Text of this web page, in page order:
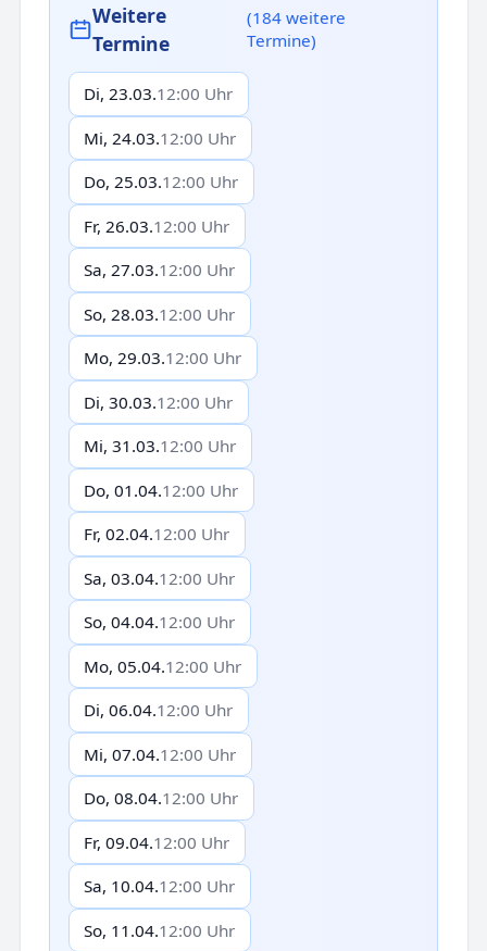
Weitere
Termine
(184 weitere
Termine)
Di, 23.03.12:00 Uhr
Mi, 24.03.12:00 Uhr
Do, 25.03.12:00 Uhr
Fr, 26.03.12:00 Uhr
Sa, 27.03.12:00 Uhr
So, 28.03.12:00 Uhr
Mo, 29.03.12:00 Uhr
Di, 30.03.12:00 Uhr
Mi, 31.03.12:00 Uhr
Do, 01.04.12:00 Uhr
Fr, 02.04.12:00 Uhr
Sa, 03.04.12:00 Uhr
So, 04.04.12:00 Uhr
Mo, 05.04.12:00 Uhr
Di, 06.04.12:00 Uhr
Mi, 07.04.12:00 Uhr
Do, 08.04.12:00 Uhr
Fr, 09.04.12:00 Uhr
Sa, 10.04.12:00 Uhr
So, 11.04.12:00 Uhr